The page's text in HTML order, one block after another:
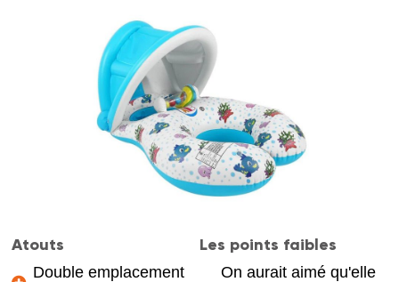
Atouts
Double emplacement
Les points faibles
On aurait aimé qu'elle